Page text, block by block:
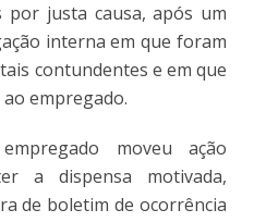
por justa causa, após um
interna em que foram
contundentes e em que
empregado.
moveu ação
a dispensa motivada,
de boletim de ocorrência